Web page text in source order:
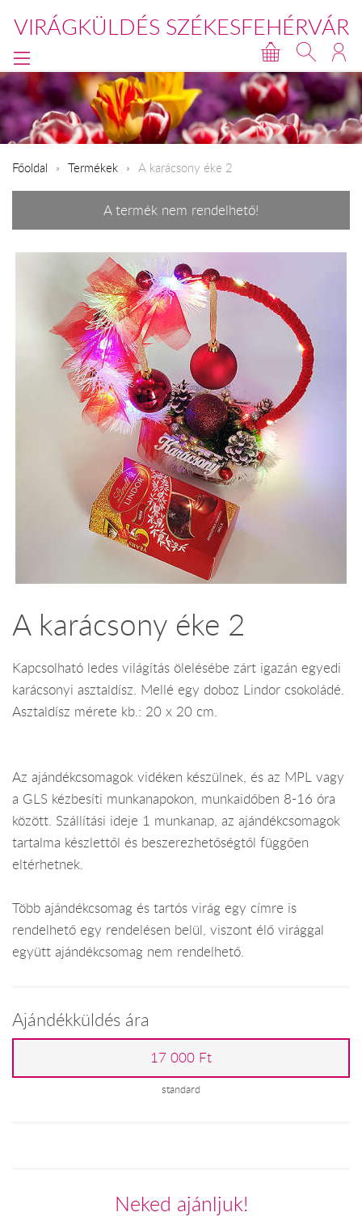
VIRÁGKÜLDÉS SZÉKESFEHÉRVÁR
Főoldal Termékek A karácsony éke 2
A termék nem rendelhető!
A karácsony éke 2
Kapcsolható ledes világítás ölelésébe zárt igazán egyedi
karácsonyi asztaldísz. Mellé egy doboz Lindor csokoládé.
Asztaldísz mérete kb.: 20 x 20 cm.
Az ajándékcsomagok vidéken készülnek, és az MPL vagy
a GLS kézbesíti munkanapokon, munkaidőben 8-16 óra
között. Szállítási ideje 1 munkanap, az ajándékcsomagok
tartalma készlettől és beszerezhetőségtől függően
eltérhetnek.
Több ajándékcsomag és tartós virág egy címre is
rendelhető egy rendelésen belül, viszont élő virággal
együtt ajándékcsomag nem rendelhető.
Ajándékküldés ára
17 000 Ft
standard
Neked ajánljuk!